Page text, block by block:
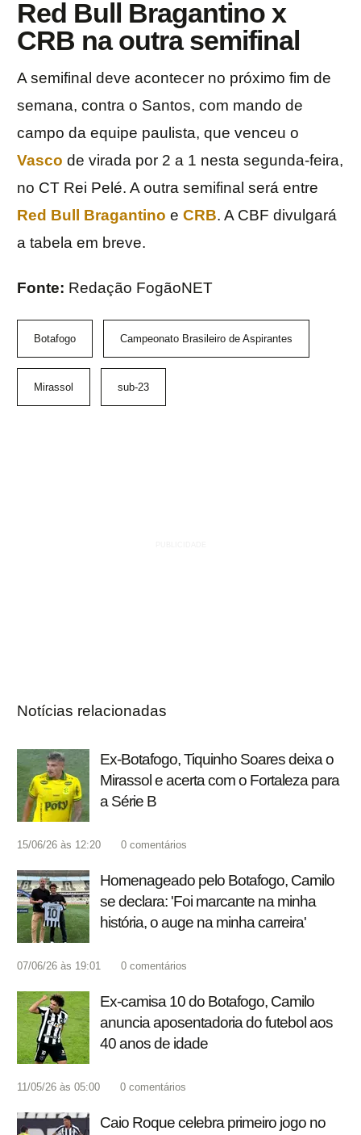
Red Bull Bragantino x
CRB na outra semifinal
A semifinal deve acontecer no próximo fim de
semana, contra o Santos, com mando de
campo da equipe paulista, que venceu o
Vasco de virada por 2 a 1 nesta segunda-feira,
no CT Rei Pelé. A outra semifinal será entre
Red Bull Bragantino e CRB. A CBF divulgará
a tabela em breve.
Fonte: Redação FogãoNET
Botafogo Campeonato Brasileiro de Aspirantes
Mirassol sub-23
Notícias relacionadas
Ex-Botafogo, Tiquinho Soares deixa o
Mirassol e acerta com o Fortaleza para
a Série B
15/06/26 às 12:20 0 comentários
Homenageado pelo Botafogo, Camilo
se declara: 'Foi marcante na minha
história, o auge na minha carreira'
07/06/26 às 19:01 0 comentários
Ex-camisa 10 do Botafogo, Camilo
anuncia aposentadoria do futebol aos
40 anos de idade
11/05/26 às 05:00 0 comentários
Caio Roque celebra primeiro jogo no